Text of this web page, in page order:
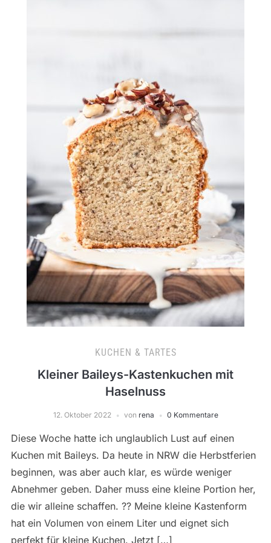
KUCHEN & TARTES
Kleiner Baileys-Kastenkuchen mit
Haselnuss
12. Oktober 2022 von rena 0 Kommentare
Diese Woche hatte ich unglaublich Lust auf einen
Kuchen mit Baileys. Da heute in NRW die Herbstferien
beginnen, was aber auch klar, es würde weniger
Abnehmer geben. Daher muss eine kleine Portion her,
die wir alleine schaffen. ?? Meine kleine Kastenform
hat ein Volumen von einem Liter und eignet sich
perfekt für kleine Kuchen. Jetzt […]